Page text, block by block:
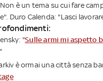
è un tema su cui fare
Duro Calenda: "Lasci
"Sulle armi mi aspetto
"
è ormai una città senza